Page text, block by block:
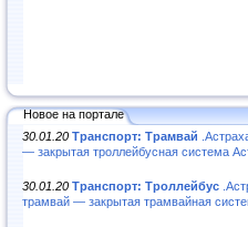
Новое на портале
30.01.20 Транспорт: Трамвай
— закрытая троллейбусная система
30.01.20 Транспорт: Троллейбус
трамвай — закрытая трамвайная